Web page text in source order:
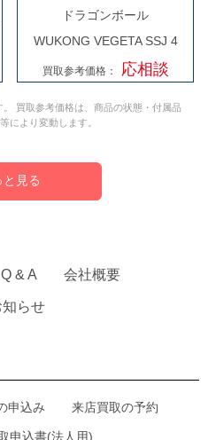
ドラゴンボール
WUKONG VEGETA SSJ 4
買取参考価格： 応相談
買取参考価格は、商品の状態・付属品
により変動します。
と見る
Q & A 会社概要
知らせ
申込み 来店買取の予約
申込書(法人用)